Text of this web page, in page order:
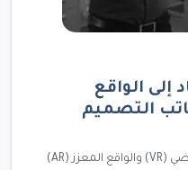
إلى الواقع
التصميم
اكتشف كيف تغيّر تقنيات الواقع الافتراضي (VR) والواقع المعزز (AR)